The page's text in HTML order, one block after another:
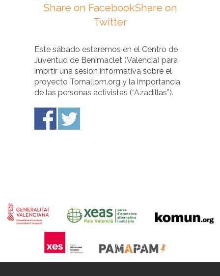
Share on FacebookShare on
Twitter
Este sábado estaremos en el Centro de
Juventud de Benimaclet (Valencia) para
imprtir una sesión informativa sobre el
proyecto Tornallom.org y la importancia
de las personas activistas (“Azadillas”).